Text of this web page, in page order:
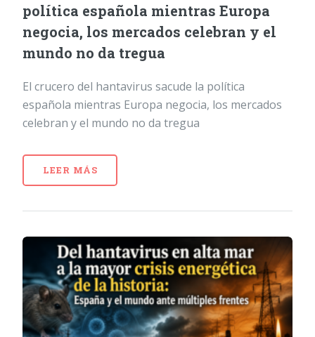
política española mientras Europa
negocia, los mercados celebran y el
mundo no da tregua
El crucero del hantavirus sacude la política
española mientras Europa negocia, los mercados
celebran y el mundo no da tregua
LEER MÁS